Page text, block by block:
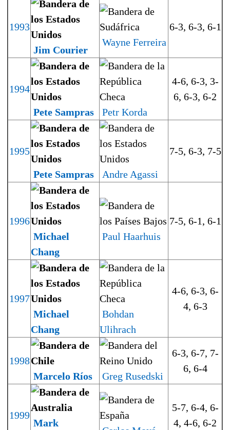
1993
Jim Courier
Wayne Ferreira
6-3, 6-3, 6-1
1994
Pete Sampras Petr Korda
4-6, 6-3, 3-
6, 6-3, 6-2
1995
Pete Sampras Andre Agassi
7-5, 6-3, 7-5
1996
Michael
Chang
Paul Haarhuis
7-5, 6-1, 6-1
1997
Michael
Chang
Bohdan
Ulihrach
4-6, 6-3, 6-
4, 6-3
1998
Marcelo Ríos
Greg Rusedski
6-3, 6-7, 7-
6, 6-4
1999
Mark
5-7, 6-4, 6-
4, 4-6, 6-2